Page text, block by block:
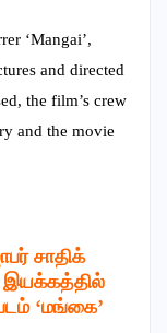
‘Mangai’,
and directed
the film’s crew
and the movie
சாதிக்
இயக்கத்தில்
‘மங்கை’